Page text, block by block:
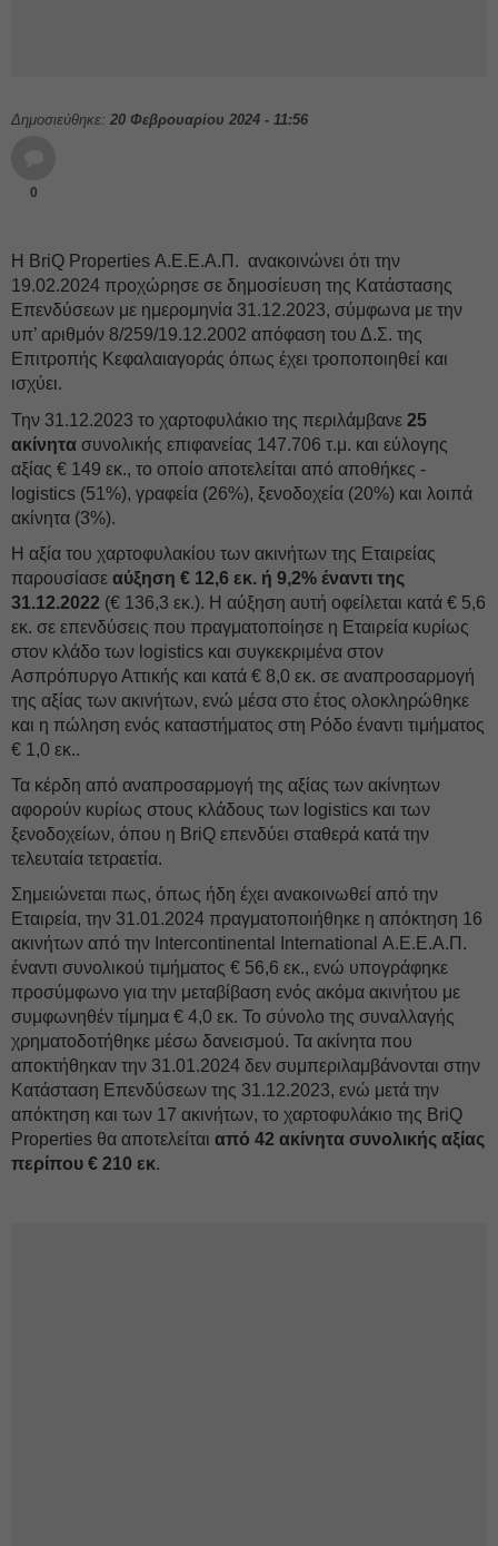
Δημοσιεύθηκε: 20 Φεβρουαρίου 2024 - 11:56
0
Η BriQ Properties Α.Ε.Ε.Α.Π. ανακοινώνει ότι την
19.02.2024 προχώρησε σε δημοσίευση της Κατάστασης
Επενδύσεων με ημερομηνία 31.12.2023, σύμφωνα με την
υπ’ αριθμόν 8/259/19.12.2002 απόφαση του Δ.Σ. της
Επιτροπής Κεφαλαιαγοράς όπως έχει τροποποιηθεί και
ισχύει.
Την 31.12.2023 το χαρτοφυλάκιο της περιλάμβανε 25
ακίνητα συνολικής επιφανείας 147.706 τ.μ. και εύλογης
αξίας € 149 εκ., το οποίο αποτελείται από αποθήκες -
logistics (51%), γραφεία (26%), ξενοδοχεία (20%) και λοιπά
ακίνητα (3%).
Η αξία του χαρτοφυλακίου των ακινήτων της Εταιρείας
παρουσίασε αύξηση € 12,6 εκ. ή 9,2% έναντι της
31.12.2022 (€ 136,3 εκ.). Η αύξηση αυτή οφείλεται κατά € 5,6
εκ. σε επενδύσεις που πραγματοποίησε η Εταιρεία κυρίως
στον κλάδο των logistics και συγκεκριμένα στον
Ασπρόπυργο Αττικής και κατά € 8,0 εκ. σε αναπροσαρμογή
της αξίας των ακινήτων, ενώ μέσα στο έτος ολοκληρώθηκε
και η πώληση ενός καταστήματος στη Ρόδο έναντι τιμήματος
€ 1,0 εκ..
Τα κέρδη από αναπροσαρμογή της αξίας των ακίνητων
αφορούν κυρίως στους κλάδους των logistics και των
ξενοδοχείων, όπου η BriQ επενδύει σταθερά κατά την
τελευταία τετραετία.
Σημειώνεται πως, όπως ήδη έχει ανακοινωθεί από την
Εταιρεία, την 31.01.2024 πραγματοποιήθηκε η απόκτηση 16
ακινήτων από την Intercontinental International Α.Ε.Ε.Α.Π.
έναντι συνολικού τιμήματος € 56,6 εκ., ενώ υπογράφηκε
προσύμφωνο για την μεταβίβαση ενός ακόμα ακινήτου με
συμφωνηθέν τίμημα € 4,0 εκ. Το σύνολο της συναλλαγής
χρηματοδοτήθηκε μέσω δανεισμού. Τα ακίνητα που
αποκτήθηκαν την 31.01.2024 δεν συμπεριλαμβάνονται στην
Κατάσταση Επενδύσεων της 31.12.2023, ενώ μετά την
απόκτηση και των 17 ακινήτων, το χαρτοφυλάκιο της BriQ
Properties θα αποτελείται από 42 ακίνητα συνολικής αξίας
περίπου € 210 εκ.